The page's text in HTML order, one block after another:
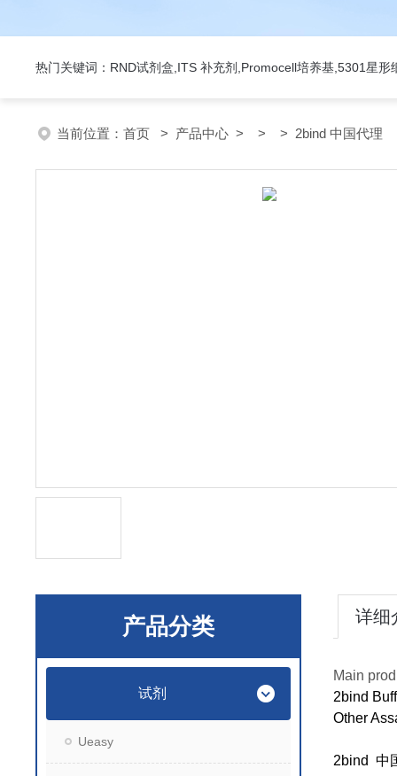
热门关键词：RND试剂盒,ITS 补充剂,Promocell培养基,5301星形
当前位置： 首页 > 产品中心 > > > 2bind 中国代理
产品分类
试剂
Ueasy
详细
Main
2bind
Other
2bind 中